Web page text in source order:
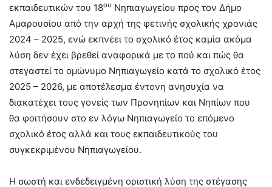
εκπαιδευτικών του 18ου Νηπιαγωγείου προς τον Δήμο
Αμαρουσίου από την αρχή της φετινής σχολικής χρονιάς
2024 – 2025, ενώ εκπνέει το σχολικό έτος καμία ακόμα
λύση δεν έχει βρεθεί αναφορικά με το πού και πώς θα
στεγαστεί το ομώνυμο Νηπιαγωγείο κατά το σχολικό έτος
2025 – 2026, με αποτέλεσμα έντονη ανησυχία να
διακατέχει τους γονείς των Προνηπίων και Νηπίων που
θα φοιτήσουν στο εν λόγω Νηπιαγωγείο το επόμενο
σχολικό έτος αλλά και τους εκπαιδευτικούς του
συγκεκριμένου Νηπιαγωγείου.
Η σωστή και ενδεδειγμένη οριστική λύση της στέγασης